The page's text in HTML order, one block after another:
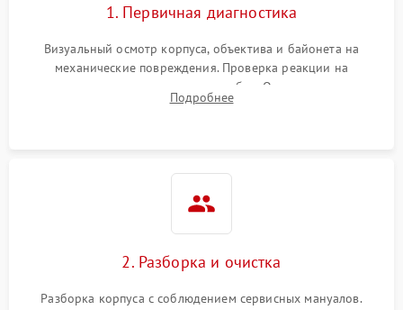
1. Первичная диагностика
Визуальный осмотр корпуса, объектива и байонета на
механические повреждения. Проверка реакции на
включение, считывание кодов ошибок. Оценка состояния
матрицы и затвора, проверка работы автофокуса и вспышки.
Подробнее
2. Разборка и очистка
Разборка корпуса с соблюдением сервисных мануалов.